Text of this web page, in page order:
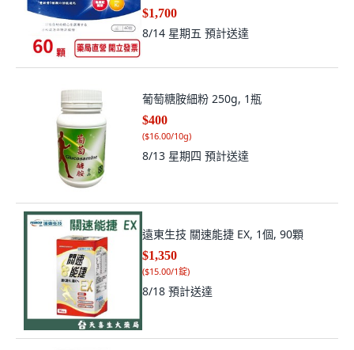
$1,700
8/14 星期五 預計送達
葡萄糖胺細粉 250g, 1瓶
$400
($16.00/10g)
8/13 星期四 預計送達
遠東生技 關速能捷 EX, 1個, 90顆
$1,350
($15.00/1錠)
8/18 預計送達